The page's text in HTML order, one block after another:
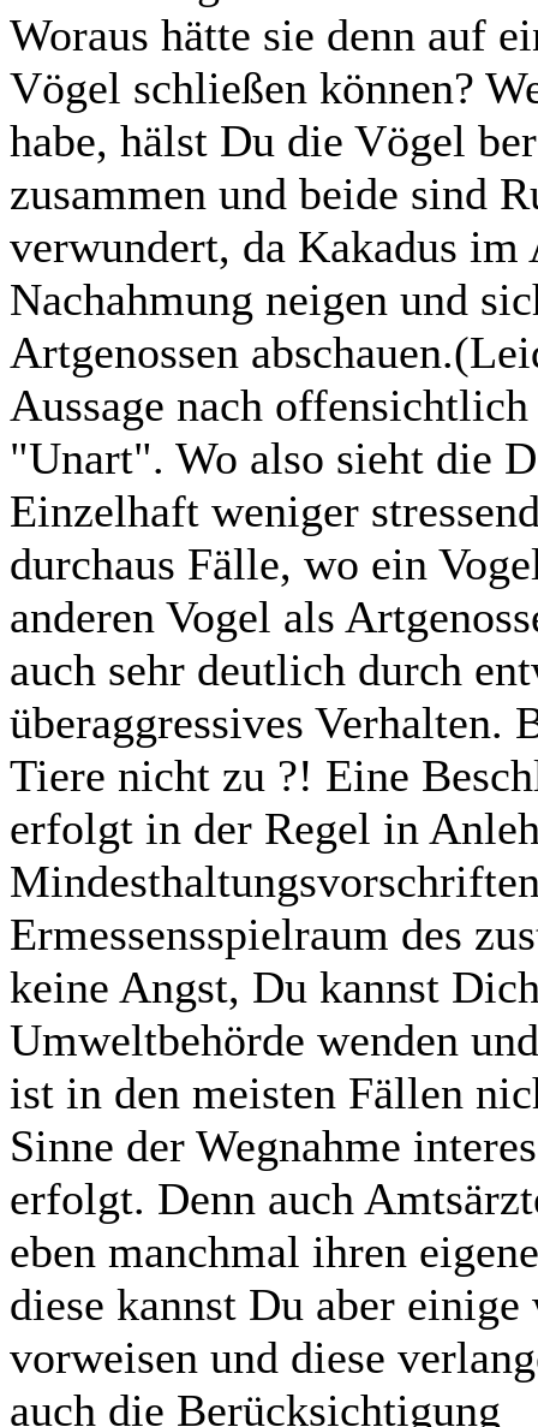
Woraus hätte sie denn auf
Vögel schließen können?
habe, hälst Du die Vögel
zusammen und beide sind
verwundert, da Kakadus
Nachahmung neigen und
Artgenossen
Aussage nach
"Unart". Wo also sieht die
Einzelhaft weniger
durchaus Fälle, wo ein
anderen Vogel als
auch sehr deutlich durch
überaggressives
Tiere nicht zu ?! Eine
erfolgt in der Regel in
Ermessensspielraum des
keine Angst, Du kannst
Umweltbehörde wenden
ist in den meisten Fällen
Sinne der Wegnahme
erfolgt. Denn auch
eben manchmal ihren
diese kannst Du aber
vorweisen und diese
auch die Berücksichtigung